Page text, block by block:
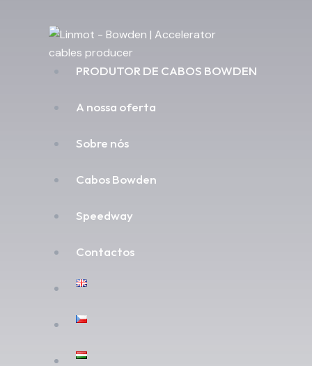
PRODUTOR DE CABOS BOWDEN
A nossa oferta
Sobre nós
Cabos Bowden
Speedway
Contactos